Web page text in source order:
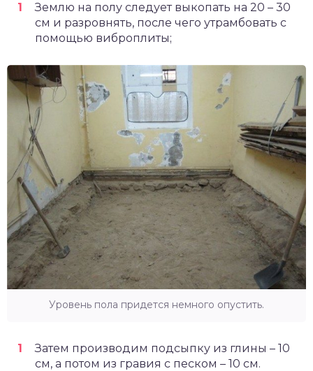
Землю на полу следует выкопать на 20 – 30
см и разровнять, после чего утрамбовать с
помощью виброплиты;
Уровень пола придется немного опустить.
Затем производим подсыпку из глины – 10
см, а потом из гравия с песком – 10 см.